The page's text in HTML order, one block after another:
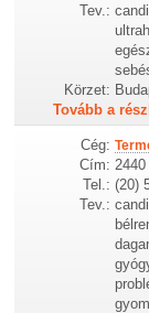
Tev.:
Körzet:
Tovább a
Cég:
Cím:
Tel.: (20)
Tev.: